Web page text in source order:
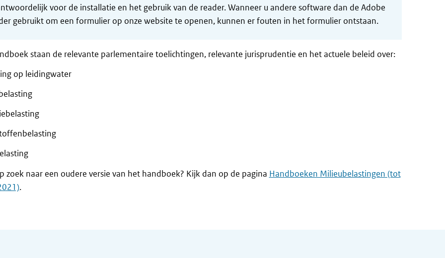
voor de installatie en het gebruik van de reader. Wanneer u andere software dan de Adobe
gebruikt om een formulier op onze website te openen, kunnen er fouten in het formulier ontstaan.
staan de relevante parlementaire toelichtingen, relevante jurisprudentie en het actuele beleid over:
op leidingwater
zoek naar een oudere versie van het handboek? Kijk dan op de pagina Handboeken Milieubelastingen (tot
.